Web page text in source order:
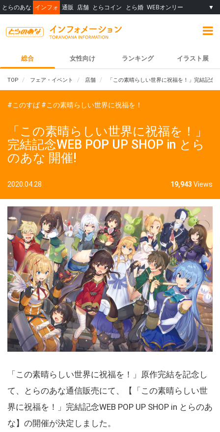
とらのあな インフォ 通販 店舗 とらコイン とら婚 WEBオンリー ▼
総合 女性向け ランキング イラスト展
TOP フェア・イベント 店舗 「この素晴らしい世界に祝福を！」完結記念
#このすば #この素晴らしい世界に祝福を！
「この素晴らしい世界に祝福を！」
完結記念WEB POP UP SHOP in とら
のあな 開催!
2020.04.28 19,943 Views
「この素晴らしい世界に祝福を！」原作完結を記念し
て、とらのあな通信販売にて、【「この素晴らしい世
界に祝福を！」完結記念WEB POP UP SHOP in とらのあ
な】の開催が決定しました。